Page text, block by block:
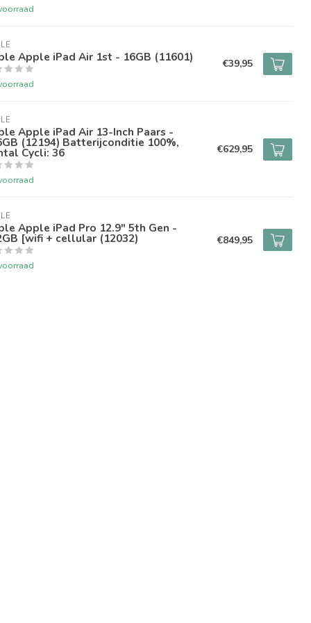
Apple iPad Air 1st - 16GB (11601) €39,95
Apple iPad Air 13-Inch Paars -
(12194) Batterijconditie 100%,
Cycli: 36 €629,95
Apple iPad Pro 12.9" 5th Gen -
[wifi + cellular (12032) €849,95